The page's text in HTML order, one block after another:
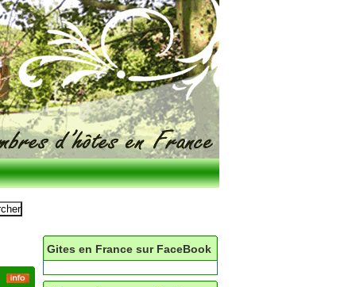
Gites en France sur FaceBook